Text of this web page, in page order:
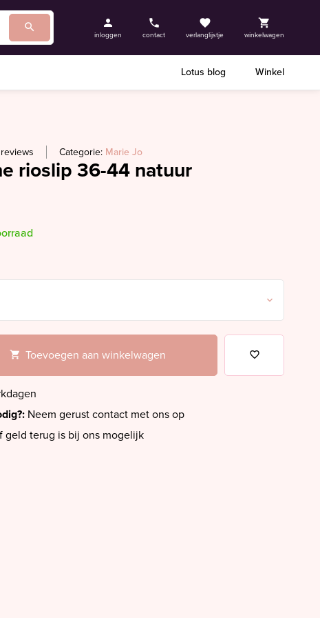
inloggen contact verlanglijstje winkelwagen
Lotus blog Winkel
Categorie: Marie Jo
rioslip 36-44 natuur
Toevoegen aan winkelwagen
Neem gerust contact met ons op
geld terug is bij ons mogelijk